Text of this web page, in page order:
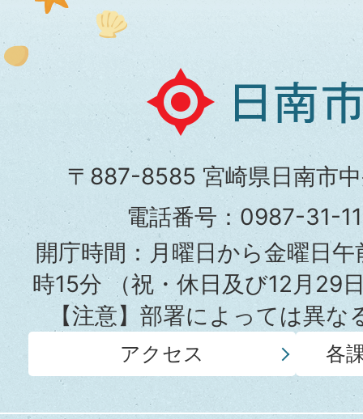
日
南
市
役
所
〒887-8585 宮崎県日南市
電話番号：0987-31-
開庁時間：月曜日から金曜日
時15分（祝・休日及び12月29
【注意】部署によっては異
アクセス 各